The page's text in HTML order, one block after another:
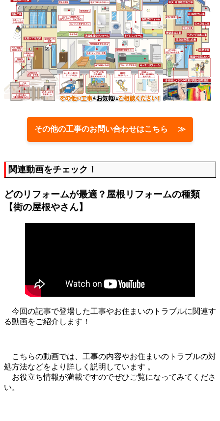
その他の工事のお問い合わせはこちら ≫
関連動画をチェック！
どのリフォームが最適？屋根リフォームの種類
【街の屋根やさん】
今回の記事で登場した工事やお住まいのトラブルに関連す
る動画をご紹介します！
こちらの動画では、工事の内容やお住まいのトラブルの対
処方法などをより詳しく説明しています 。
お役立ち情報が満載ですのでぜひご覧になってみてくださ
い。